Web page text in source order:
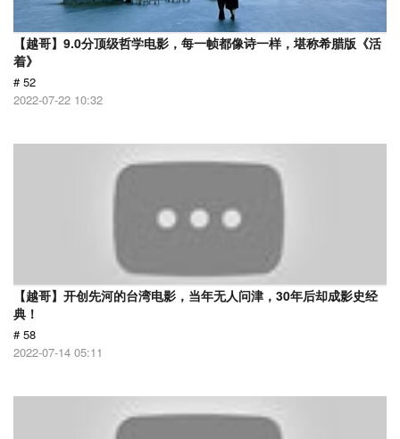
【越哥】9.0分顶级哲学电影，每一帧都像诗一样，堪称希腊版《活
着》
# 52
2022-07-22 10:32
【越哥】开创先河的台湾电影，当年无人问津，30年后却成影史经
典！
# 58
2022-07-14 05:11